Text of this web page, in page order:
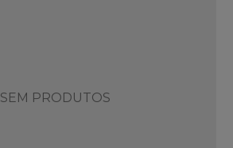
SEM PRODUTOS